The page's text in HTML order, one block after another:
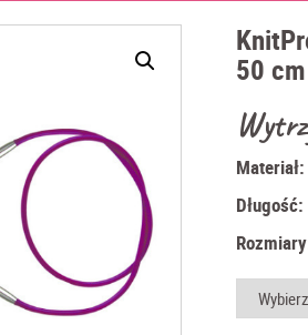
50 cm
Materiał:
Długość: